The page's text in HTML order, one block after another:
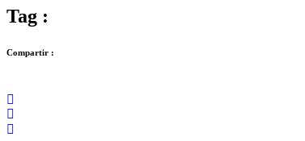
Tag :
Compartir :